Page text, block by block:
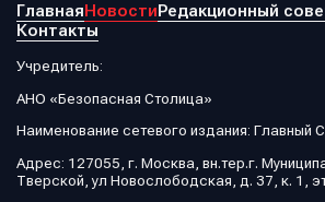
ГлавнаяНовостиРедакционный
Контакты
Учредитель:
АНО «Безопасная Столица»
Наименование сетевого издания: Главный
Адрес: 127055, г. Москва, вн.тер.г.
Тверской, ул Новослободская, д. 37, к. 1,